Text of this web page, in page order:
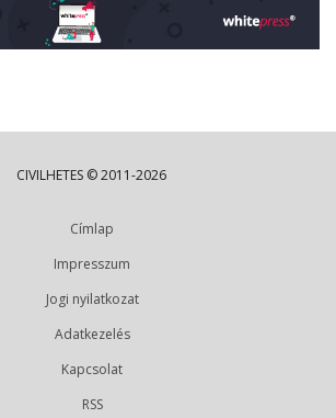
CIVILHETES © 2011-2026
Címlap
Impresszum
Jogi nyilatkozat
Adatkezelés
Kapcsolat
RSS